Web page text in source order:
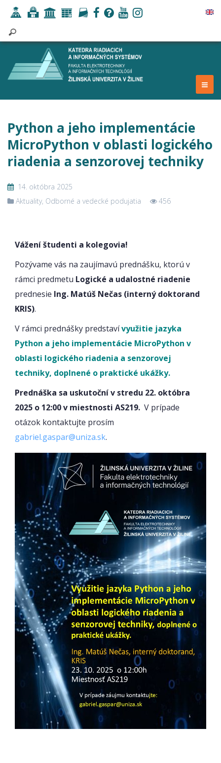
Python a jeho implementácie
MicroPython v oblasti logického
riadenia a senzorovej techniky
14. októbra 2025
Aktuality, Odborné a vedecké podujatia 456
Vážení študenti a kolegovia!
Pozývame vás na zaujímavú prednášku, ktorú v
rámci predmetu Logické a udalostné riadenie
prednesie Ing. Matúš Nečas (interný doktorand
KRIS).
V rámci prednášky predstavívyužitie jazyka
Python a jeho implementácie MicroPython v
oblasti logického riadenia a senzorovej
techniky, doplnené o praktické ukážky.
Prednáška sa uskutoční v stredu 22. októbra
2025 o 12:00 v miestnosti AS219. V prípade
otázok kontaktujte prosím
gabriel.gaspar@uniza.sk.